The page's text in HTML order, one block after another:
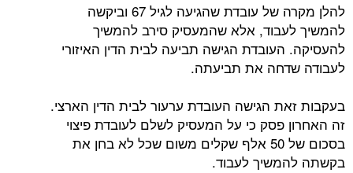
להלן מקרה של עובדת שהגיעה לגיל 67 וביקשה
להמשיך לעבוד, אלא שהמעסיק סירב להמשיך
להעסיקה. העובדת הגישה תביעה לבית הדין האיזורי
לעבודה שדחה את תביעתה.
בעקבות זאת הגישה העובדת ערעור לבית הדין הארצי.
זה האחרון פסק כי על המעסיק לשלם לעובדת פיצוי
בסכום של 50 אלף שקלים משום שכל לא בחן את
בקשתה להמשיך לעבוד.